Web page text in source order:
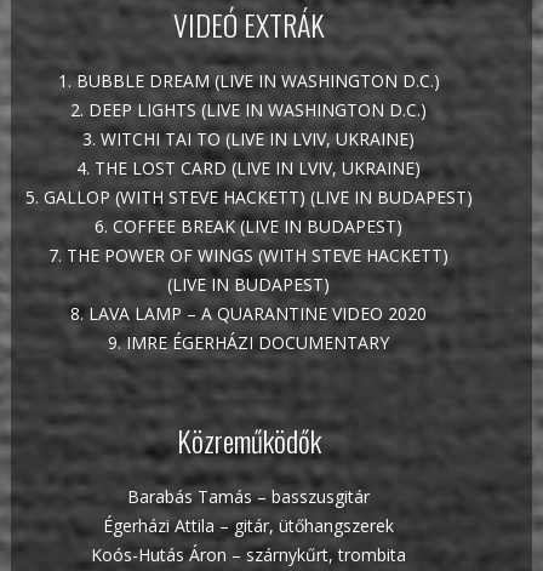
VIDEÓ EXTRÁK
1. BUBBLE DREAM (LIVE IN WASHINGTON D.C.)
2. DEEP LIGHTS (LIVE IN WASHINGTON D.C.)
3. WITCHI TAI TO (LIVE IN LVIV, UKRAINE)
4. THE LOST CARD (LIVE IN LVIV, UKRAINE)
5. GALLOP (WITH STEVE HACKETT) (LIVE IN BUDAPEST)
6. COFFEE BREAK (LIVE IN BUDAPEST)
7. THE POWER OF WINGS (WITH STEVE HACKETT)
(LIVE IN BUDAPEST)
8. LAVA LAMP – A QUARANTINE VIDEO 2020
9. IMRE ÉGERHÁZI DOCUMENTARY
Közreműködők
Barabás Tamás – basszusgitár
Égerházi Attila – gitár, ütőhangszerek
Koós-Hutás Áron – szárnykűrt, trombita